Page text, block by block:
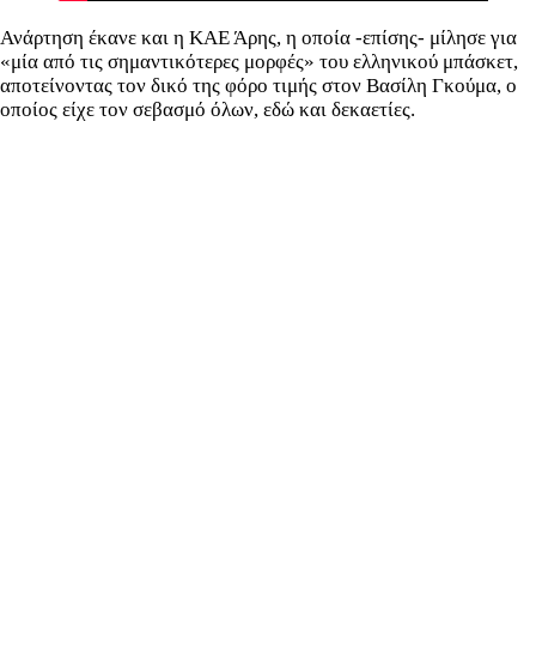
Ανάρτηση έκανε και η ΚΑΕ Άρης, η οποία -επίσης- μίλησε για
«μία από τις σημαντικότερες μορφές» του ελληνικού μπάσκετ,
αποτείνοντας τον δικό της φόρο τιμής στον Βασίλη Γκούμα, ο
οποίος είχε τον σεβασμό όλων, εδώ και δεκαετίες.